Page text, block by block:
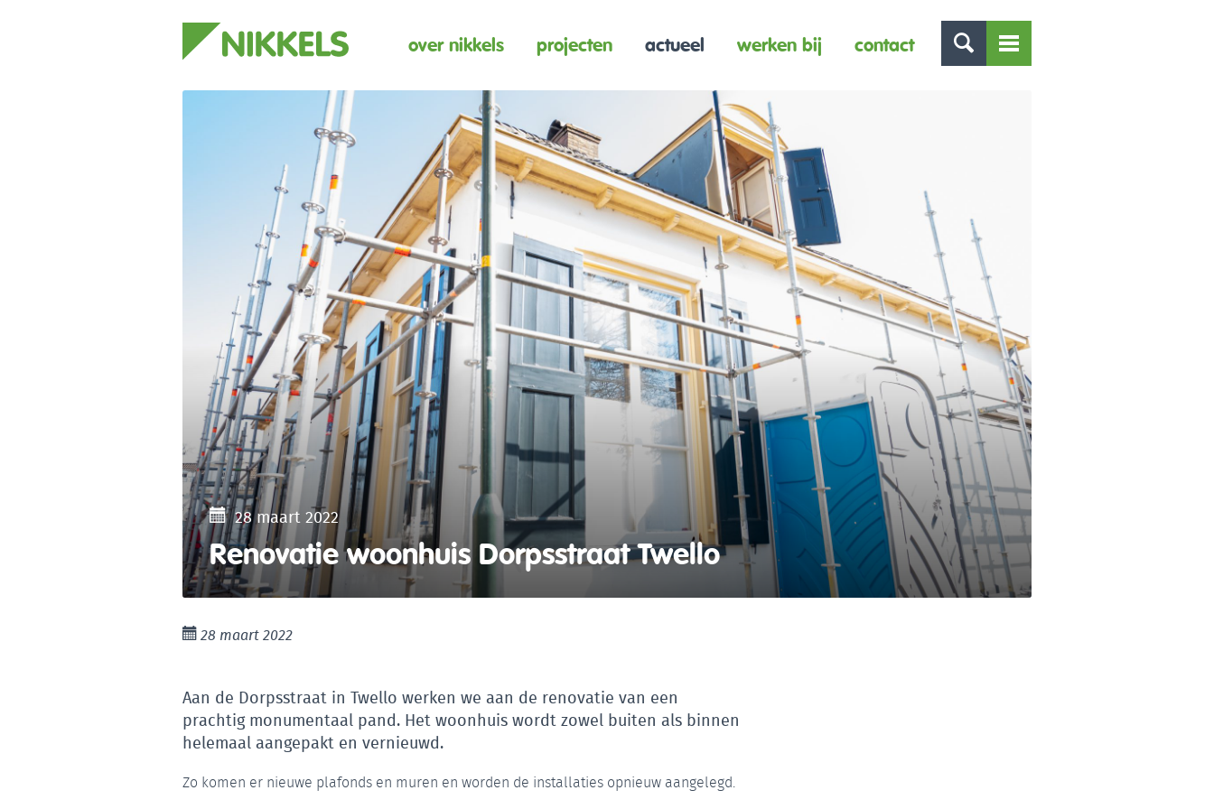
over nikkels projecten actueel werken bij contact
28 maart 2022
Renovatie woonhuis Dorpsstraat Twello
28 maart 2022
Aan de Dorpsstraat in Twello werken we aan de renovatie van een
prachtig monumentaal pand. Het woonhuis wordt zowel buiten als binnen
helemaal aangepakt en vernieuwd.
Zo komen er nieuwe plafonds en muren en worden de installaties opnieuw aangelegd.